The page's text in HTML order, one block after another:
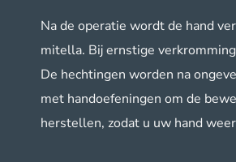
Na de operatie wordt de hand
mitella. Bij ernstige
De hechtingen worden na
met handoefeningen om de
herstellen, zodat u uw hand